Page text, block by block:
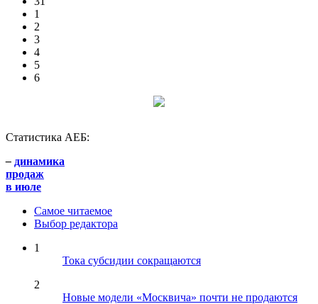
1
2
3
4
5
6
Статистика АЕБ:
– динамика
продаж
в июле
Самое читаемое
Выбор редактора
1
Тока субсидии сокращаются
2
Новые модели «Москвича» почти не продаются